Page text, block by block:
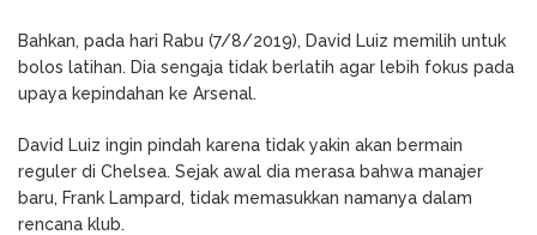
Bahkan, pada hari Rabu (7/8/2019), David Luiz memilih untuk
bolos latihan. Dia sengaja tidak berlatih agar lebih fokus pada
upaya kepindahan ke Arsenal.
David Luiz ingin pindah karena tidak yakin akan bermain
reguler di Chelsea. Sejak awal dia merasa bahwa manajer
baru, Frank Lampard, tidak memasukkan namanya dalam
rencana klub.